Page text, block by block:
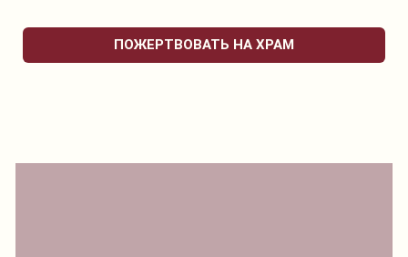
ПОЖЕРТВОВАТЬ НА ХРАМ